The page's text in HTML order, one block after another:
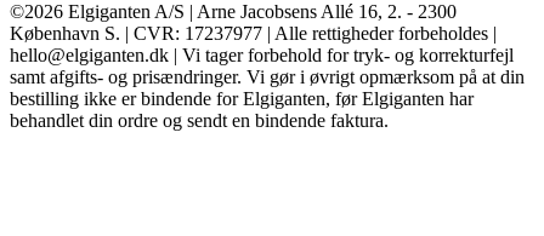
©2026 Elgiganten A/S | Arne Jacobsens Allé 16, 2. - 2300
København S. | CVR: 17237977 | Alle rettigheder forbeholdes |
hello@elgiganten.dk | Vi tager forbehold for tryk- og korrekturfejl
samt afgifts- og prisændringer. Vi gør i øvrigt opmærksom på at din
bestilling ikke er bindende for Elgiganten, før Elgiganten har
behandlet din ordre og sendt en bindende faktura.